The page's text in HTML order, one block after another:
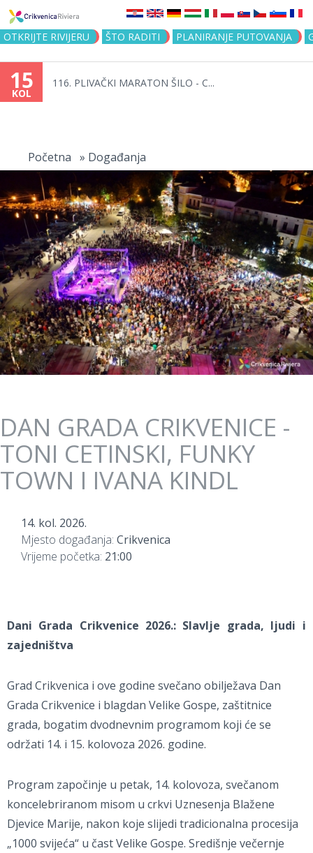
Jump to navigation
OTKRIJTE RIVIJERU ŠTO RADITI PLANIRANJE PUTOVANJA
15
KOL
116. PLIVAČKI MARATON ŠILO - C...
ovdje
Početna » Događanja
DAN GRADA CRIKVENICE -
TONI CETINSKI, FUNKY
TOWN I IVANA KINDL
14. kol. 2026.
Mjesto događanja: Crikvenica
Vrijeme početka: 21:00
Dani Grada Crikvenice 2026.: Slavlje grada, ljudi i
zajedništva
Grad Crikvenica i ove godine svečano obilježava Dan
Grada Crikvenice i blagdan Velike Gospe, zaštitnice
grada, bogatim dvodnevnim programom koji će se
održati 14. i 15. kolovoza 2026. godine.
Program započinje u petak, 14. kolovoza, svečanom
koncelebriranom misom u crkvi Uznesenja Blažene
Djevice Marije, nakon koje slijedi tradicionalna procesija
„1000 svijeća“ u čast Velike Gospe. Središnje večernje